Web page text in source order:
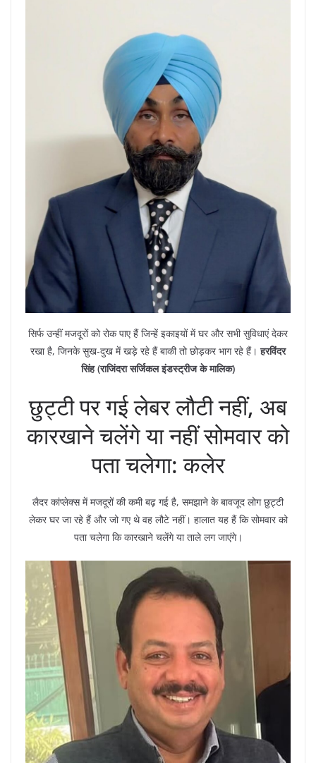
सिर्फ उन्हीं मजदूरों को रोक पाए हैं जिन्हें इकाइयों में घर और सभी सुविधाएं देकर
रखा है, जिनके सुख-दुख में खड़े रहे हैं बाकी तो छोड़कर भाग रहे हैं।हरविंदर
सिंह (राजिंदरा सर्जिकल इंडस्ट्रीज के मालिक)
छुट्टी पर गई लेबर लौटी नहीं, अब
कारखाने चलेंगे या नहीं सोमवार को
पता चलेगा: कलेर
लैदर कांप्लेक्स में मजदूरों की कमी बढ़ गई है, समझाने के बावजूद लोग छुट्टी
लेकर घर जा रहे हैं और जो गए थे वह लौटे नहीं। हालात यह हैं कि सोमवार को
पता चलेगा कि कारखाने चलेंगे या ताले लग जाएंगे।